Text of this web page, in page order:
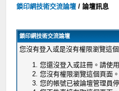
鎖印網技術交流論壇 /論壇訊息
鎖印網技術交流論壇
您沒有登入或是沒有權限瀏覽這
您還沒登入或註冊。請使
您沒有權限瀏覽這個頁面
您的帳號已被論壇管理員